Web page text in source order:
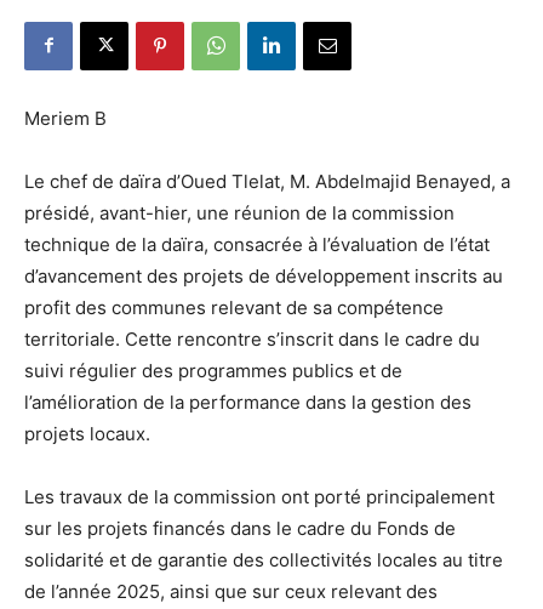
Meriem B
Le chef de daïra d’Oued Tlelat, M. Abdelmajid Benayed, a
présidé, avant-hier, une réunion de la commission
technique de la daïra, consacrée à l’évaluation de l’état
d’avancement des projets de développement inscrits au
profit des communes relevant de sa compétence
territoriale. Cette rencontre s’inscrit dans le cadre du
suivi régulier des programmes publics et de
l’amélioration de la performance dans la gestion des
projets locaux.
Les travaux de la commission ont porté principalement
sur les projets financés dans le cadre du Fonds de
solidarité et de garantie des collectivités locales au titre
de l’année 2025, ainsi que sur ceux relevant des